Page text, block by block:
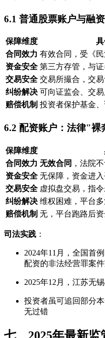
6.1 普通股票账户与融
保障维度
合同效力 有效合同，受《
资金安全 第三方存管，与
交易安全 交易所撮合，交
纠纷解决 可向证监会、交
赔偿机制 投资者保护基金
6.2 配资账户：法律"裸
保障维度
合同效力 无效合同 ，法院
资金安全 无保障，资金进
交易安全 虚拟盘交易，指
纠纷解决 维权困难，平台
赔偿机制 无，平台跑路后
司法实践 ：
2024年11月，全国首
配资的非法经营罪案件
2025年12月，江苏无
投资者虽可追回部分
无过错
七、2025年最新